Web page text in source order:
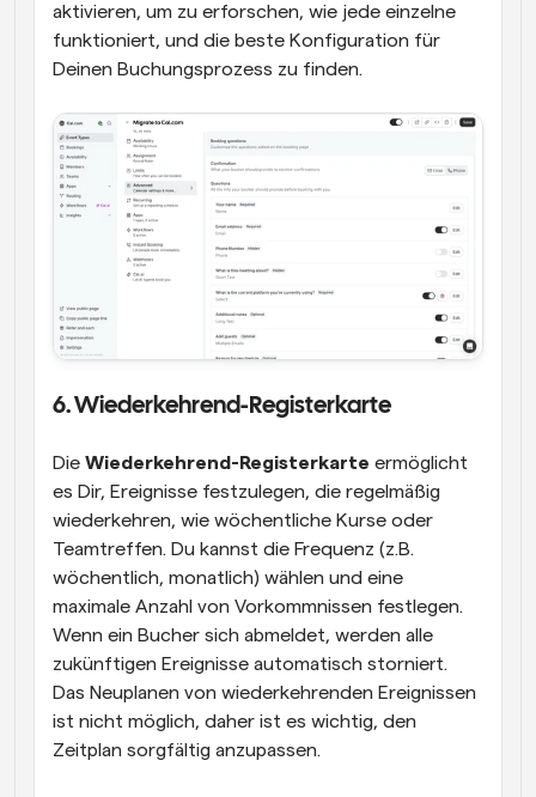
aktivieren, um zu erforschen, wie jede einzelne
funktioniert, und die beste Konfiguration für
Deinen Buchungsprozess zu finden.
6. Wiederkehrend-Registerkarte
Die Wiederkehrend-Registerkarte ermöglicht
es Dir, Ereignisse festzulegen, die regelmäßig
wiederkehren, wie wöchentliche Kurse oder
Teamtreffen. Du kannst die Frequenz (z.B.
wöchentlich, monatlich) wählen und eine
maximale Anzahl von Vorkommnissen festlegen.
Wenn ein Bucher sich abmeldet, werden alle
zukünftigen Ereignisse automatisch storniert.
Das Neuplanen von wiederkehrenden Ereignissen
ist nicht möglich, daher ist es wichtig, den
Zeitplan sorgfältig anzupassen.